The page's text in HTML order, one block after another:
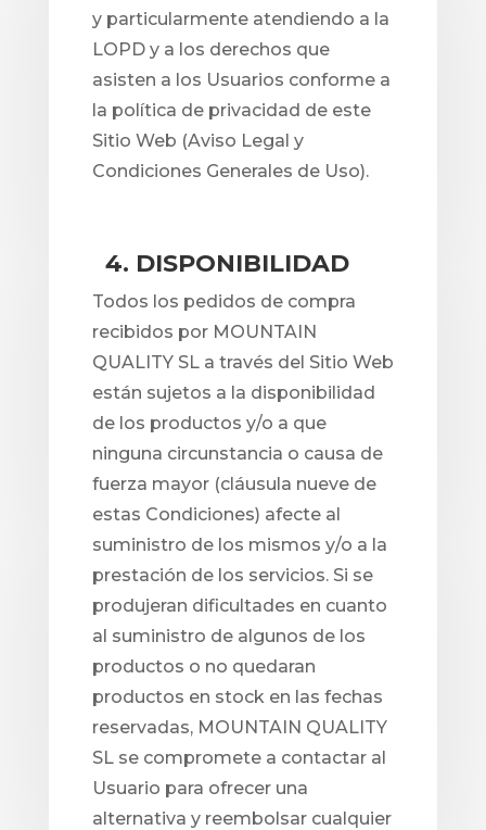
y particularmente atendiendo a la
LOPD y a los derechos que
asisten a los Usuarios conforme a
la política de privacidad de este
Sitio Web (Aviso Legal y
Condiciones Generales de Uso).
4. DISPONIBILIDAD
Todos los pedidos de compra
recibidos por MOUNTAIN
QUALITY SL a través del Sitio Web
están sujetos a la disponibilidad
de los productos y/o a que
ninguna circunstancia o causa de
fuerza mayor (cláusula nueve de
estas Condiciones) afecte al
suministro de los mismos y/o a la
prestación de los servicios. Si se
produjeran dificultades en cuanto
al suministro de algunos de los
productos o no quedaran
productos en stock en las fechas
reservadas, MOUNTAIN QUALITY
SL se compromete a contactar al
Usuario para ofrecer una
alternativa y reembolsar cualquier